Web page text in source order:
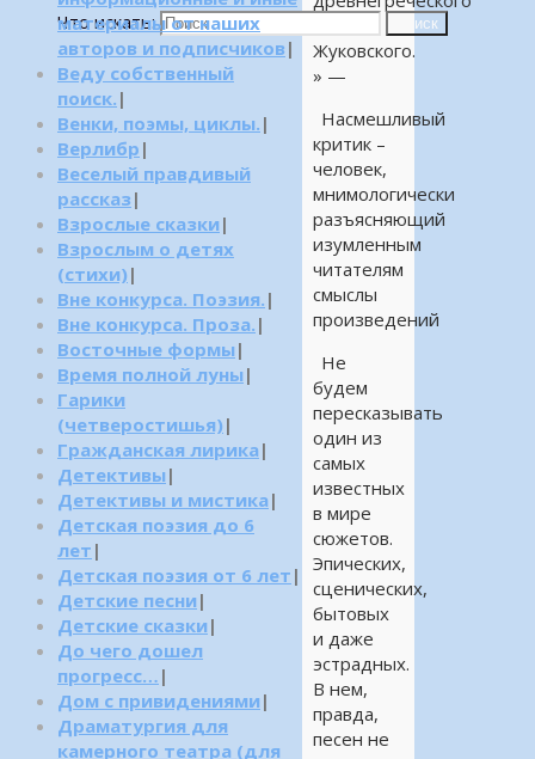
Что искать: Поиск
Жуковского.
» —
Насмешливый
критик –
человек,
мнимологически
разъясняющий
изумленным
читателям
смыслы
произведений
Не
будем
пересказывать
один из
самых
известных
в мире
сюжетов.
Эпических,
сценических,
бытовых
и даже
эстрадных.
В нем,
правда,
песен не
материалы от наших
авторов и подписчиков |
Веду собственный
поиск. |
Венки, поэмы, циклы. |
Верлибр |
Веселый правдивый
рассказ |
Взрослые сказки |
Взрослым о детях
(стихи) |
Вне конкурса. Поэзия. |
Вне конкурса. Проза. |
Восточные формы |
Время полной луны |
Гарики
(четверостишья) |
Гражданская лирика |
Детективы |
Детективы и мистика |
Детская поэзия до 6
лет |
Детская поэзия от 6 лет |
Детские песни |
Детские сказки |
До чего дошел
прогресс… |
Дом с привидениями |
Драматургия для
камерного театра (для